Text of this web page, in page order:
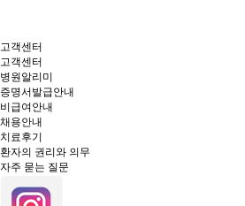
고객센터
고객센터
병원알리미
증명서발급안내
비급여안내
채용안내
치료후기
환자의 권리와 의무
자주 묻는 질문